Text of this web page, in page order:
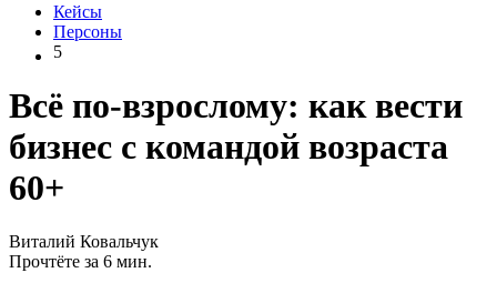
Кейсы
Персоны
5
Всё по-взрослому: как вести
бизнес с командой возраста
60+
Виталий Ковальчук
Прочтёте за 6 мин.